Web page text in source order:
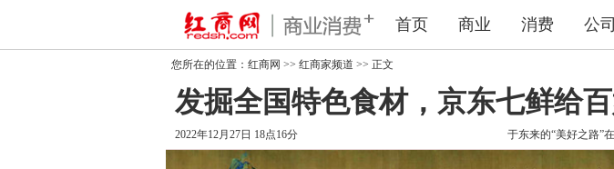
首页 商业 消费 公司
您所在的位置： 红商网 >> 红商家频道 >> 正文
发掘全国特色食材，京东七鲜给
2022年12月27日 18点16分 于东来的“美好之路”